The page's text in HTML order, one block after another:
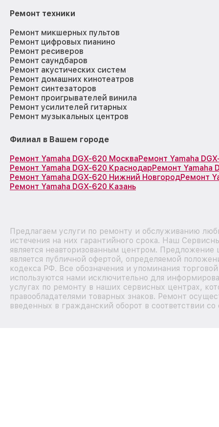
Ремонт техники
Ремонт микшерных пультов
Ремонт цифровых пианино
Ремонт ресиверов
Ремонт саундбаров
Ремонт акустических систем
Ремонт домашних кинотеатров
Ремонт синтезаторов
Ремонт проигрывателей винила
Ремонт усилителей гитарных
Ремонт музыкальных центров
Филиал в Вашем городе
Ремонт Yamaha DGX-620 МоскваРемонт Yamaha
Ремонт Yamaha DGX-620 КраснодарРемонт Yamaha
Ремонт Yamaha DGX-620 Нижний НовгородРемонт
Ремонт Yamaha DGX-620 Казань
Предлагаем услуги по ремонту и обслуживанию
истечения на них гарантийного срока. Наш
является неавторизованным центром. Предложение
является публичной офертой, определяемой
кодекса РФ. Все обозначения и упоминания
используются нами исключительно для
услугах по ремонту в наших сервисных центрах,
правообладателями товарных знаков. Ремонт
введенных в гражданский оборот в соответствии